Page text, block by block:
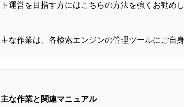
ト運営を目指す方にはこちらの方法を強くお勧めし
主な作業は、各検索エンジンの管理ツールにご自
主な作業と関連マニュアル